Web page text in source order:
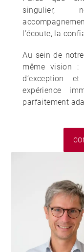
singulier,
l’écoute, la
Au sein de
même vision :
d’exception
expérience
parfaitement